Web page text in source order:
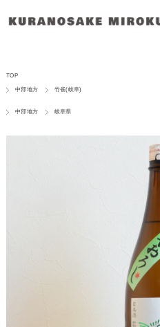
TOP
中部地方 竹雀(岐阜)
中部地方 岐阜県